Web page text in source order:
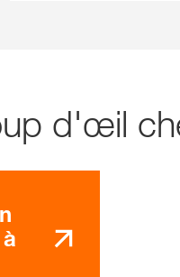
d'œil